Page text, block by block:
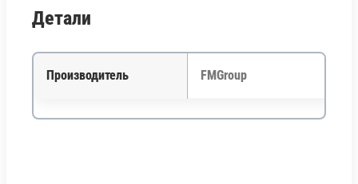
Детали
Производитель FMGroup